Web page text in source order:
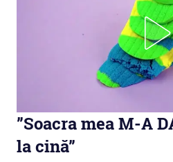
”Soacra mea M-A
la cină”